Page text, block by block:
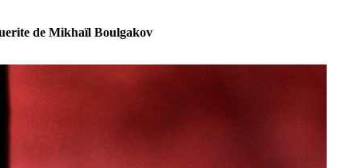
de Mikhaïl Boulgakov